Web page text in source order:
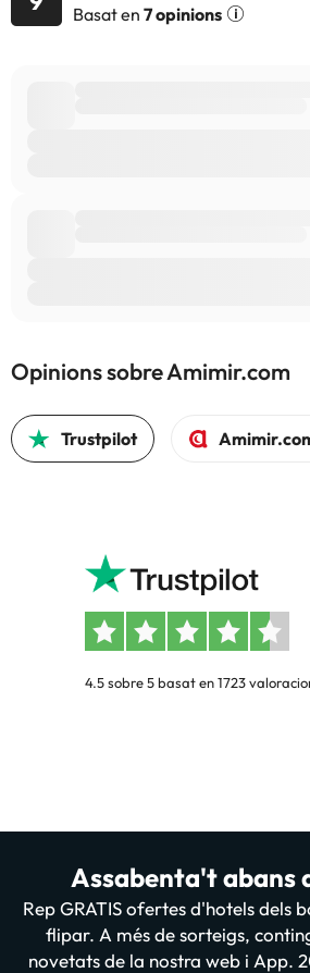
l'allotjament. Si tens dubtes, contacta'ns.
Basat en 7 opinions
Opinions sobre Amimir.com
Trustpilot
4.5 sobre 5 basat en 1723
Assabenta't abans
Rep GRATIS ofertes d'hotels dels
flipar. A més de sorteigs,
novetats de la nostra web i App.